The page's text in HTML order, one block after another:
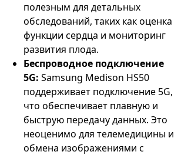
полезным для детальных
обследований, таких как оценка
функции сердца и мониторинг
развития плода.
Беспроводное подключение
5G: Samsung Medison HS50
поддерживает подключение 5G,
что обеспечивает плавную и
быструю передачу данных. Это
неоценимо для телемедицины и
обмена изображениями с